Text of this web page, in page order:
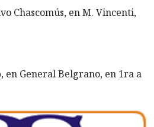
Chascomús, en M. Vincenti,
en General Belgrano, en 1ra a